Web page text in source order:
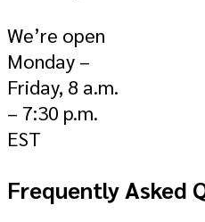
We’re open
Monday –
Friday, 8 a.m.
– 7:30 p.m.
EST
Frequently Asked